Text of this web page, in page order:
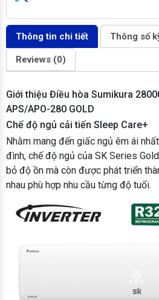
Thông tin chi tiết Thông số
Reviews (0)
Giới thiệu Điều hòa Sumikura
APS/APO-280 GOLD
Chế độ ngủ cải tiến Sleep Care+
Nhằm mang đến giấc ngủ êm ái
đình, chế độ ngủ của SK Series
bỏ độ ồn mà còn được phát triển
nhau phù hợp nhu cầu từng độ tuổi.